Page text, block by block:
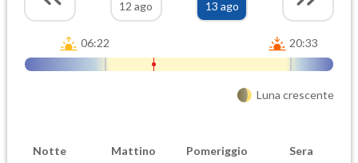
12 ago
13 ago
06:22 20:33
Luna crescente
Notte Mattino Pomeriggio Sera